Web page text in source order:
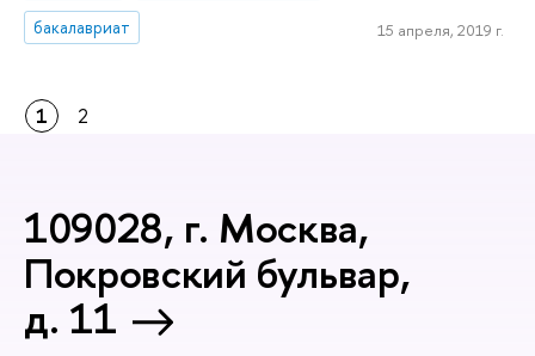
бакалавриат
15 апреля, 2019 г.
1 2
109028, г. Москва,
Покровский бульвар,
д. 11